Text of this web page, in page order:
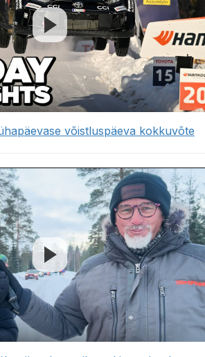
võistluspäeva kokkuvõte